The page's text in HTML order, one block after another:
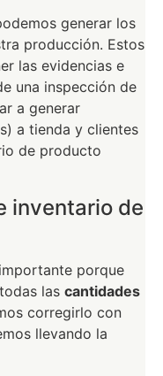
generar los
producción. Estos
las evidencias e
una inspección de
a generar
a tienda y clientes
de producto
inventario de
porque
las cantidades
corregirlo con
llevando la